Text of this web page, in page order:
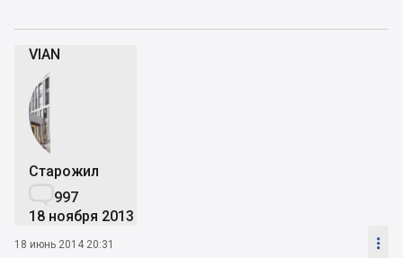
VIAN
Старожил
997
18 ноября 2013
18 июнь 2014 20:31 